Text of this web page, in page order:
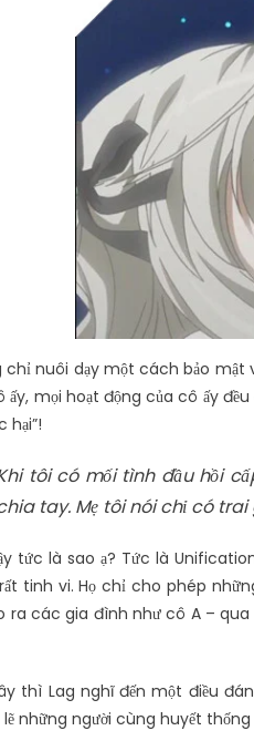
chỉ nuôi dạy một cách bảo mật
ấy, mọi hoạt động của cô ấy
hại”!
tôi có mối tình đầu hồi
tay. Mẹ tôi nói chỉ có
tức là sao ạ? Tức là
tinh vi. Họ chỉ cho phép
ra các gia đình như cô A –
thì Lag nghĩ đến một điều
lẽ những người cùng huyết